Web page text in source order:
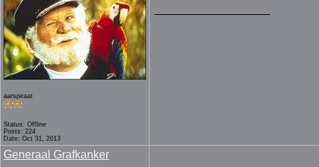
aarspiraat
Status: Offline
Posts: 224
Date: Oct 31, 2013
Generaal Grafkanker